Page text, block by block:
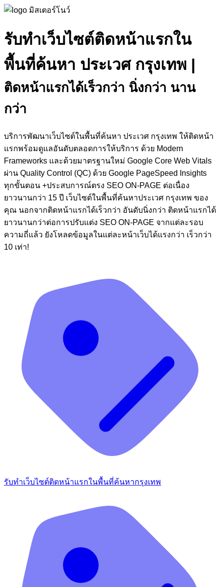
รับทำเว็บไซต์ติดหน้าแรกใน
พื้นที่ค้นหา ประเวศ กรุงเทพ |
ติดหน้าแรกได้เร็วกว่า นิ่งกว่า นาน
กว่า
บริการพัฒนาเว็บไซต์ในพื้นที่ค้นหา ประเวศ กรุงเทพ ให้ติดหน้า
แรกพร้อมดูแลอันดับตลอดการให้บริการ ด้วย Modern
Frameworks และด้วยมาตรฐานใหม่ Google Core Web Vitals
ผ่าน Quality Control (QC) ด้วย Google PageSpeed Insights
ทุกขั้นตอน +ประสบการณ์ตรง SEO ON-PAGE ต่อเนื่อง
ยาวนานกว่า 15 ปี เว็บไซต์ในพื้นที่ค้นหาประเวศ กรุงเทพ ของ
คุณ นอกจากติดหน้าแรกได้เร็วกว่า อันดับนิ่งกว่า ติดหน้าแรกได้
ยาวนานกว่าต่อการปรับแต่ง SEO ON-PAGE จากแต่ละรอบ
ความถี่แล้ว ยังโหลดข้อมูลในแต่ละหน้าเว็บได้แรงกว่า เร็วกว่า
10 เท่า!
รับทำเว็บไซต์ติดหน้าแรกในพื้นที่ค้นหากรุงเทพ